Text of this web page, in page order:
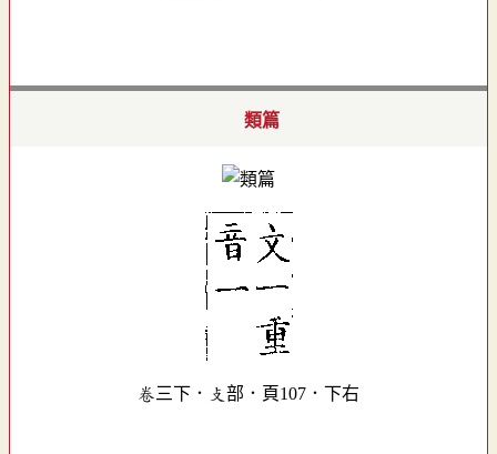
類篇
卷三下．攴部．頁107．下右